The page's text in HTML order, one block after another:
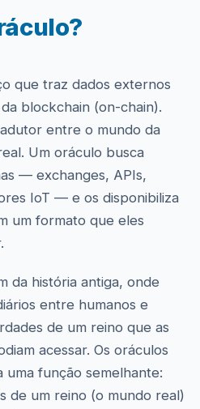
que traz dados externos
blockchain (on-chain).
entre o mundo da
Um oráculo busca
— exchanges, APIs,
IoT — e os disponibiliza
um formato que eles
da história antiga, onde
entre humanos e
de um reino que as
acessar. Os oráculos
função semelhante:
de um reino (o mundo real)